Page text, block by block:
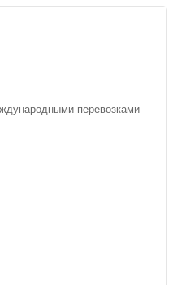
перевозками